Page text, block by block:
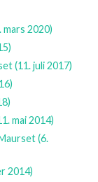
mars 2020)
(11. juli 2017)
mai 2014)
(6.
2014)